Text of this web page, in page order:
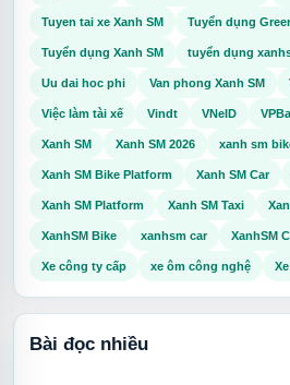
Tuyen tai xe Xanh SM Tuyển dụng
Tuyển dụng Xanh SM tuyển dụng
Uu dai hoc phi Van phong Xanh SM
Việc làm tài xế Vindt VNeID
Xanh SM Xanh SM 2026 xanh sm
Xanh SM Bike Platform Xanh SM Car
Xanh SM Platform Xanh SM Taxi
XanhSM Bike xanhsm car XanhSM
Xe công ty cấp xe ôm công nghệ
Bài đọc nhiều